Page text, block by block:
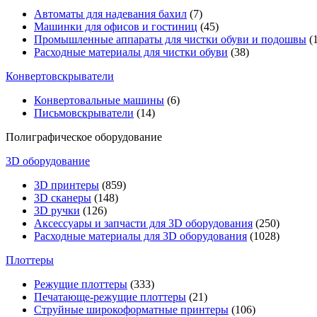
Автоматы для надевания бахил (7)
Машинки для офисов и гостиниц (45)
Промышленные аппараты для чистки обуви и подошвы
Расходные материалы для чистки обуви (38)
Конвертовскрыватели
Конвертовальные машины (6)
Письмовскрыватели (14)
Полиграфическое оборудование
3D оборудование
3D принтеры (859)
3D сканеры (148)
3D ручки (126)
Аксессуары и запчасти для 3D оборудования (250)
Расходные материалы для 3D оборудования (1028)
Плоттеры
Режущие плоттеры (333)
Печатающе-режущие плоттеры (21)
Струйные широкоформатные принтеры (106)